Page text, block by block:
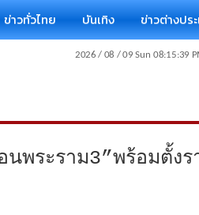
ข่าวทั่วไทย บันเทิง ข่าวต่างปร
พระราม3”พร้อมตั้ง